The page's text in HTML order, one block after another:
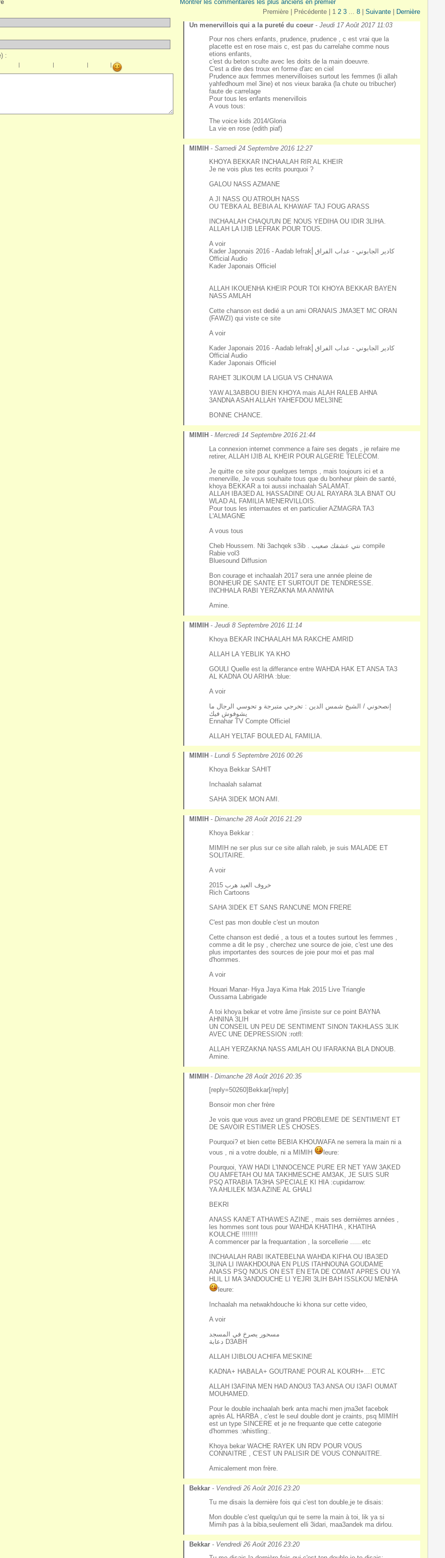
:
| | | |
Montrer les commentaires les plus anciens en premier
Première |
Précédente | 1 2 3... 8 Suivante
Dernière
Un menervillois qui a la pureté du coeur -Jeudi 17 Août 2017 11:03
Pour nos chers enfants, prudence, prudence , c est vrai que la
placette est en rose mais c, est pas du carrelahe comme nous
etions enfants,
c'est du beton sculte avec les doits de la main doeuvre.
C'est a dire des troux en forme d'arc en ciel
Prudence aux femmes menervilloises surtout les femmes (li allah
yahfedhoum mel 3ine) et nos vieux baraka (la chute ou tribucher)
faute de carrelage
Pour tous les enfants menervillois
A vous tous:
The voice kids 2014/Gloria
La vie en rose (edith piaf)
MIMIH -Samedi 24 Septembre 2016 12:27
KHOYA BEKKAR INCHAALAH RIR AL KHEIR
Je ne vois plus tes ecrits pourquoi ?
GALOU NASS AZMANE
A JI NASS OU ATROUH NASS
OU TEBKA AL BEBIA AL KHAWAF TAJ FOUG ARASS
INCHAALAH CHAQU'UN DE NOUS YEDIHA OU IDIR 3LIHA.
ALLAH LA IJIB LEFRAK POUR TOUS.
A voir
Kader Japonais 2016 - Aadab lefrak⎜كادير الجابوني - عداب الفراق
Official Audio
Kader Japonais Officiel
ALLAH IKOUENHA KHEIR POUR TOI KHOYA BEKKAR BAYEN
NASS AMLAH
Cette chanson est dedié a un ami ORANAIS JMA3ET MC ORAN
(FAWZI) qui viste ce site
A voir
Kader Japonais 2016 - Aadab lefrak⎜كادير الجابوني - عداب الفراق
Official Audio
Kader Japonais Officiel
RAHET 3LIKOUM LA LIGUA VS CHNAWA
YAW AL3ABBOU BIEN KHOYA mais ALAH RALEB AHNA
3ANDNA ASAH ALLAH YAHEFDOU MEL3INE
BONNE CHANCE.
MIMIH -Mercredi 14 Septembre 2016 21:44
La connexion internet commence a faire ses degats , je refaire me
retirer, ALLAH IJIB AL KHEIR POUR ALGERIE TELECOM.
Je quitte ce site pour quelques temps , mais toujours ici et a
menerville, Je vous souhaite tous que du bonheur plein de santé,
khoya BEKKAR a toi aussi inchaalah SALAMAT.
ALLAH IBA3ED AL HASSADINE OU AL RAYARA 3LA BNAT OU
WLAD AL FAMILIA MENERVILLOIS.
Pour tous les internautes et en particulier AZMAGRA TA3
L'ALMAGNE
A vous tous
Cheb Houssem. Nti 3achqek s3ib . نتي عشقك صعيب compile
Rabie vol3
Bluesound Diffusion
Bon courage et inchaalah 2017 sera une année pleine de
BONHEUR DE SANTE ET SURTOUT DE TENDRESSE.
INCHHALA RABI YERZAKNA MA ANWINA
Amine.
MIMIH -Jeudi 8 Septembre 2016 11:14
Khoya BEKAR INCHAALAH MA RAKCHE AMRID
ALLAH LA YEBLIK YA KHO
GOULI Quelle est la differance entre WAHDA HAK ET ANSA TA3
AL KADNA OU ARIHA :blue:
A voir
إنصحوني / الشيخ شمس الدين : تخرجي متبرجة و تحوسي الرجال ما
يشوفوش فيك
Ennahar TV Compte Officiel
ALLAH YELTAF BOULED AL FAMILIA.
MIMIH -Lundi 5 Septembre 2016 00:26
Khoya Bekkar SAHIT
Inchaalah salamat
SAHA 3IDEK MON AMI.
MIMIH -Dimanche 28 Août 2016 21:29
Khoya Bekkar :
MIMIH ne ser plus sur ce site allah raleb, je suis MALADE ET
SOLITAIRE.
A voir
2015 خروف العيد هرب
Rich Cartoons
SAHA 3IDEK ET SANS RANCUNE MON FRERE
C'est pas mon double c'est un mouton
Cette chanson est dedié , a tous et a toutes surtout les femmes ,
comme a dit le psy , cherchez une source de joie, c'est une des
plus importantes des sources de joie pour moi et pas mal
d'hommes.
A voir
Houari Manar- Hiya Jaya Kima Hak 2015 Live Triangle
Oussama Labrigade
A toi khoya bekar et votre âme j'insiste sur ce point BAYNA
AHNINA 3LIH
UN CONSEIL UN PEU DE SENTIMENT SINON TAKHLASS 3LIK
AVEC UNE DEPRESSION :rotfl:
ALLAH YERZAKNA NASS AMLAH OU IFARAKNA BLA DNOUB.
Amine.
MIMIH -Dimanche 28 Août 2016 20:35
[reply=50260]Bekkar[/reply]
Bonsoir mon cher frère
Je vois que vous avez un grand PROBLEME DE SENTIMENT ET
DE SAVOIR ESTIMER LES CHOSES.
Pourquoi? et bien cette BEBIA KHOUWAFA ne serrera la main ni a
vous , ni a votre double, ni a MIMIH
leure:
Pourquoi, YAW HADI L'INNOCENCE PURE ER NET YAW 3AKED
OU AMFETAH OU MA TAKHMESCHE AM3AK, JE SUIS SUR
PSQ ATRABIA TA3HA SPECIALE KI HIA :cupidarrow:
YA AHLILEK M3A AZINE AL GHALI
BEKRI
ANASS KANET ATHAWES AZINE , mais ses dernièrres années ,
les hommes sont tous pour WAHDA KHATIHA , KHATIHA
KOULCHE !!!!!!!!
A commencer par la frequantation , la sorcellerie ......etc
INCHAALAH RABI IKATEBELNA WAHDA KIFHA OU IBA3ED
3LINA LI IWAKHDOUNA EN PLUS ITAHNOUNA GOUDAME
ANASS PSQ NOUS ON EST EN ETA DE COMAT APRES OU YA
HLIL LI MA 3ANDOUCHE LI YEJRI 3LIH BAH ISSLKOU MENHA
leure:
Inchaalah ma netwakhdouche ki khona sur cette video,
A voir
مسحور يصرخ في المسجد
دعابة D3ABH
ALLAH IJIBLOU ACHIFA MESKINE
KADNA+ HABALA+ GOUTRANE POUR AL KOURH+....ETC
ALLAH I3AFINA MEN HAD ANOU3 TA3 ANSA OU I3AFI OUMAT
MOUHAMED.
Pour le double inchaalah berk anta machi men jma3et facebok
après AL HARBA , c'est le seul double dont je craints, psq MIMIH
est un type SINCERE et je ne frequante que cette categorie
d'hommes :whistling:.
Khoya bekar WACHE RAYEK UN RDV POUR VOUS
CONNAITRE , C'EST UN PALISIR DE VOUS CONNAITRE.
Amicalement mon frère.
Bekkar - Vendredi 26 Août 2016 23:20
Tu me disais la dernière fois qui c'est ton double,je te disais:
Mon double c'est quelqu'un qui te serre la main à toi, lik ya si
Mimih pas à la bibia,seulement elli 3idari, maa3andek ma dirlou.
Bekkar - Vendredi 26 Août 2016 23:20